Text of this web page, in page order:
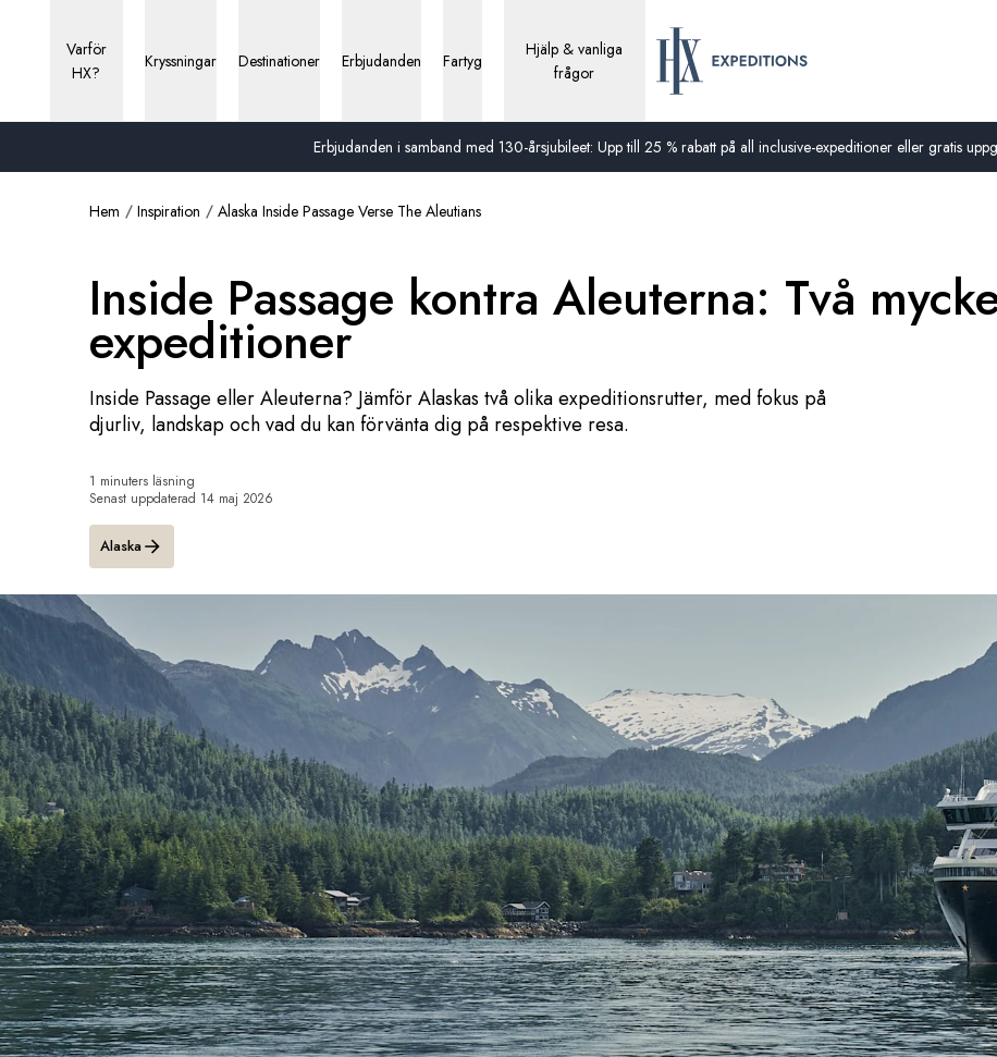
Erbjudanden i samband med 130-årsjubileet: Upp till 25 % rabatt på all inclusive-expeditioner eller gratis
Varför
HX?
Kryssningar Destinationer Erbjudanden Fartyg
Hjälp & vanliga
frågor
Hem Inspiration Alaska Inside Passage Verse The Aleutians
Inside Passage kontra Aleuterna: Två
expeditioner
Inside Passage eller Aleuterna? Jämför Alaskas två olika expeditionsrutter, med fokus på
djurliv, landskap och vad du kan förvänta dig på respektive resa.
1 minuters läsning
Senast uppdaterad 14 maj 2026
Alaska